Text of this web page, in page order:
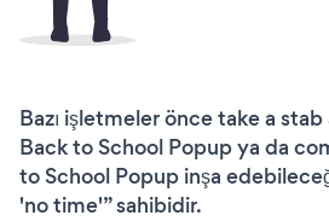
Bazı işletmeler önce take a
Back to School Popup ya da
to School Popup inşa
'no time'” sahibidir.